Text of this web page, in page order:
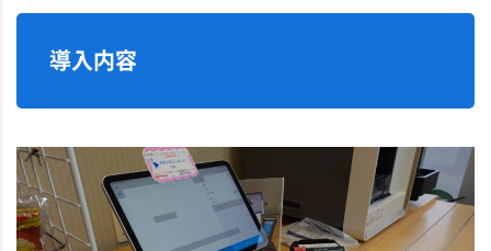
導入内容